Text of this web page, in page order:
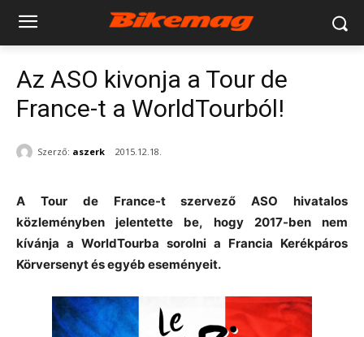
Az ASO kivonja a Tour de
France-t a WorldTourból!
Szerző: aszerk 2015.12.18.
A Tour de France-t szervező ASO hivatalos
közleményben jelentette be, hogy 2017-ben nem
kívánja a WorldTourba sorolni a Francia Kerékpáros
Körversenyt és egyéb eseményeit.